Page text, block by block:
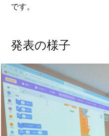
です。
発表の様子